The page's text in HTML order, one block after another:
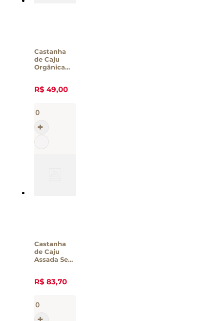
Castanha
de Caju
Orgânica
Nutmel
R$ 49,00
Castanha
de Caju
Assada Sem
R$ 83,70